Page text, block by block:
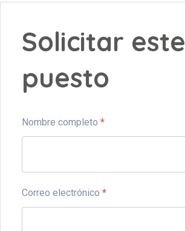
Solicitar este
puesto
Nombre completo *
Correo electrónico *